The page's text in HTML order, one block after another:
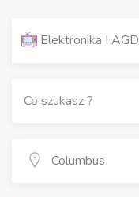
Elektronika I AGD